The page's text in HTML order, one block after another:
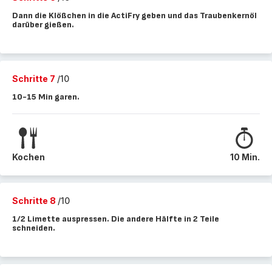
Dann die Klößchen in die ActiFry geben und das Traubenkernöl
darüber gießen.
Schritte 7 /10
10-15 Min garen.
Kochen 10 Min.
Schritte 8 /10
1/2 Limette auspressen. Die andere Hälfte in 2 Teile
schneiden.